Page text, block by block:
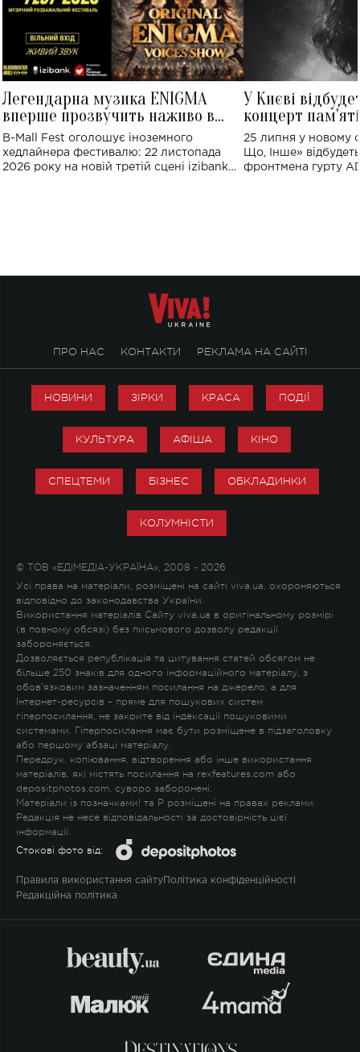
Легендарна музика ENIGMA
вперше прозвучить наживо в
Україні: де відбудеться концерт
B-Mall Fest оголошує іноземного
хедлайнера фестивалю: 22 листопада
2026 року на новій третій сцені izibank
У Києві
концерт
Клименка:
виконають
25 липня у новому
Що, Інше»
фронтмена гурту
ПРО НАС КОНТАКТИ РЕКЛАМА НА САЙТІ
НОВИНИ ЗІРКИ КРАСА ПОДІЇ
КУЛЬТУРА АФІША КІНО
СПЕЦТЕМИ БІЗНЕС ОБКЛАДИНКИ
КОЛУМНІСТИ
© ТОВ «ЕДІМЕДІА-УКРАЇНА», 2008 - 2026
Усі права на матеріали, розміщені на сайті viva.ua, охороняються
відповідно до законодавства України.
Використання матеріалів Сайту viva.ua в оригінальному розмірі
(в повному обсязі) без письмового дозволу редакції
забороняється.
Дозволяється републікація та цитування статей обсягом не
більше 250 знаків для одного інформаційного матеріалу, з
обов'язковим зазначенням посилання на джерело, а для
Інтернет-ресурсів – пряме для пошукових систем
гіперпосилання, не закрите від індексації пошуковими
системами. Гіперпосилання має бути розміщене в підзаголовку
або першому абзаці матеріалу.
Передрук, копіювання, відтворення або інше використання
матеріалів, які містять посилання на rexfeatures.com або
depositphotos.com, суворо заборонені.
Матеріали із позначками! та P розміщені на правах реклами.
Редакція не несе відповідальності за достовірність цієї
інформації.
Стокові фото від:
Правила використання сайту Політика конфіденційності
Редакційна політика